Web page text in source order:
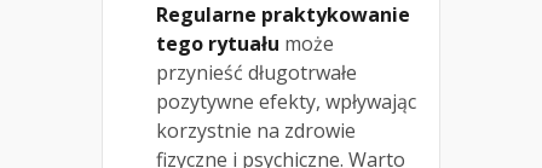
Regularne praktykowanie
tego rytuału może
przynieść długotrwałe
pozytywne efekty, wpływając
korzystnie na zdrowie
fizyczne i psychiczne. Warto